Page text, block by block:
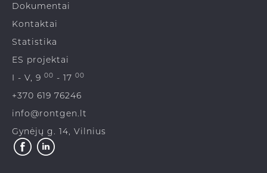
Dokumentai
Kontaktai
Statistika
ES projektai
I - V, 9 00 - 17 00
+370 619 76246
info@rontgen.lt
Gynėjų g. 14, Vilnius